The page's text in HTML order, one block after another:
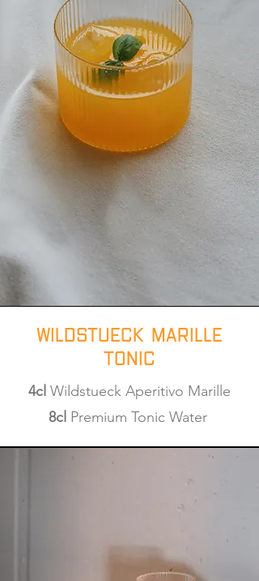
Wildstueck Marille
Tonic
4cl Wildstueck Aperitivo Marille
8cl Premium Tonic Water